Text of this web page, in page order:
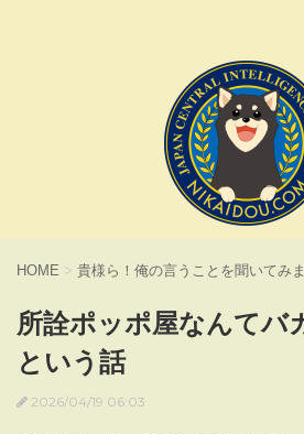
HOME > 貴様ら！俺の言うことを聞いてみ
所詮ポッポ屋なんてバ
という話
2026/04/19 06:03